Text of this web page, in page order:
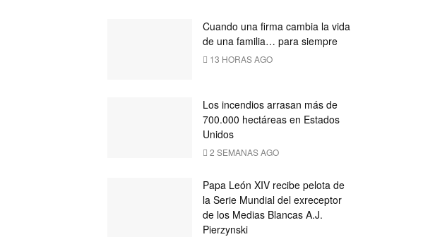
Cuando una firma cambia la vida
de una familia… para siempre
13 HORAS AGO
Los incendios arrasan más de
700.000 hectáreas en Estados
Unidos
2 SEMANAS AGO
Papa León XIV recibe pelota de
la Serie Mundial del exreceptor
de los Medias Blancas A.J.
Pierzynski